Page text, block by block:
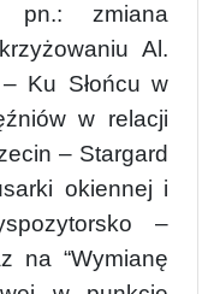
pn.: zmiana
Al.
Ku Słońcu w
w relacji
– Stargard
okiennej i
–
na “Wymianę